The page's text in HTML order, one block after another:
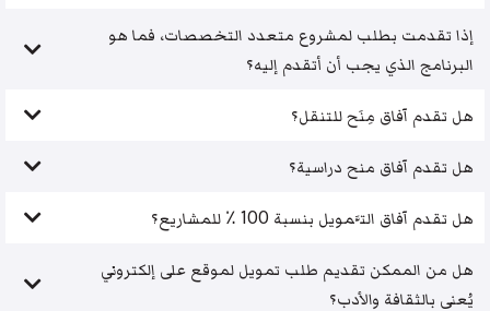
إذا تقدمت بطلب لمشروع متعدد التخصصات، فما هو
البرنامج الذي يجب أن أتقدم إليه؟
هل تقدم آفاق مِنَح للتنقل؟
هل تقدم آفاق منح دراسية؟
هل تقدم آفاق التَّمويل بنسبة 100 ٪ للمشاريع؟
هل من الممكن تقديم طلب تمويل لموقع على إلكتروني
يُعنى بالثقافة والأدب؟